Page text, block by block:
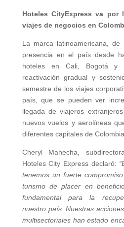
Hoteles CityExpress va por
viajes de negocios en
La marca latinoamericana,
presencia en el país desde
hoteles en Cali, Bogotá y
reactivación gradual y
semestre de los viajes
país, que se pueden ver
llegada de viajeros
nuevos vuelos y aerolíneas
diferentes capitales de Colombia.
Cheryl Mahecha,
Hoteles City Express declaró:
tenemos un fuerte
turismo de placer en
fundamental para la
nuestro país. Nuestras
multisectoriales han estado